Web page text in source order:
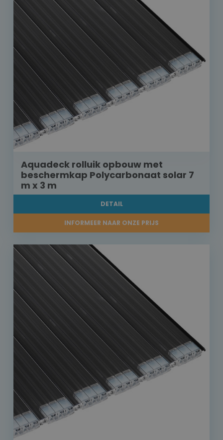
Aquadeck rolluik opbouw met
beschermkap Polycarbonaat solar 7
m x 3 m
DETAIL
INFORMEER NAAR ONZE PRIJS